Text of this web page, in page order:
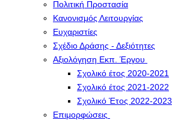
Πολιτική Προστασία
Κανονισμός Λειτουργίας
Ευχαριστίες
Σχέδιο Δράσης - Δεξιότητες
Αξιολόγηση Εκπ. Έργου
Σχολικό έτος 2020-2021
Σχολικό έτος 2021-2022
Σχολικό Έτος 2022-2023
Επιμορφώσεις